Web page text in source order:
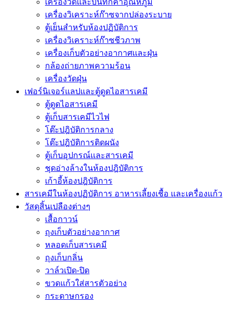
เครื่องวัดและบันทึกค่าอุณหภูมิ
เครื่องวิเคราะห์ก๊าซจากปล่องระบาย
ตู้เย็นสำหรับห้องปฏิบัติการ
เครื่องวิเคราะห์ก๊าซชีวภาพ
เครื่องเก็บตัวอย่างอากาศเเละฝุ่น
กล้องถ่ายภาพความร้อน
เครื่องวัดฝุ่น
เฟอร์นิเจอร์แลปและตู้ดูดไอสารเคมี
ตู้ดูดไอสารเคมี
ตู้เก็บสารเคมีไวไฟ
โต๊ะปฎิบัติการกลาง
โต๊ะปฎิบัติการติดผนัง
ตู้เก็บอุปกรณ์เเละสารเคมี
ชุดอ่างล้างในห้องปฎิบัติการ
เก้าอี้ห้องปฎิบัติการ
สารเคมีในห้องปฏิบัติการ อาหารเลี้ยงเชื้อ และเครื่องแก้ว
วัสดุสิ้นเปลืองต่างๆ
เสื้อกาวน์
ถุงเก็บตัวอย่างอากาศ
หลอดเก็บสารเคมี
ถุงเก็บกลิ่น
วาล์วเปิด-ปิด
ขวดแก้วใส่สารตัวอย่าง
กระดาษกรอง